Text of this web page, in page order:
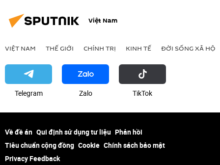
Việt Nam
VIỆT NAM THẾ GIỚI CHÍNH TRỊ KINH TẾ ĐỜI SỐNG XÃ HỘI
Telegram Zalo ТikТоk
Về đề án Qui định sử dụng tư liệu Phản hồi
Tiêu chuẩn cộng đồng Cookie Chính sách bảo mật
Privacy Feedback